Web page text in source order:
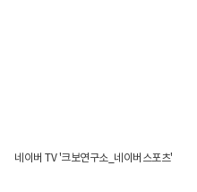
네이버 TV '크보연구소_네이버스포츠'